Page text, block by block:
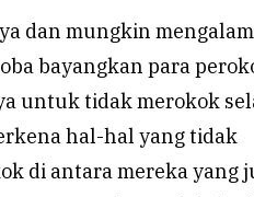
dan mungkin
bayangkan para
untuk tidak merokok
hal-hal yang tidak
di antara mereka yang